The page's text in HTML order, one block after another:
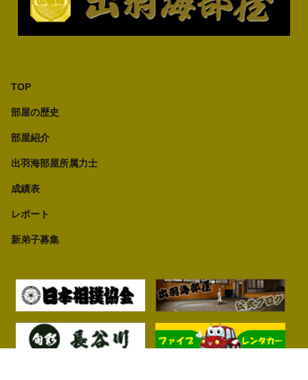
TOP
部屋の歴史
部屋紹介
出羽海部屋所属力士
成績表
レポート
新弟子募集